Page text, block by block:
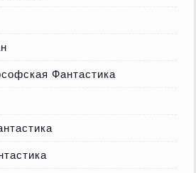
Фантастика